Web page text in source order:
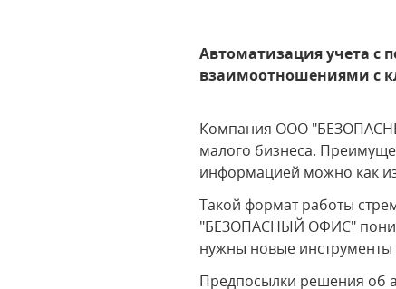
Автоматизация учета с
взаимоотношениями с
Компания ООО
малого бизнеса.
информацией можно как
Такой формат работы
"БЕЗОПАСНЫЙ ОФИС"
нужны новые инструменты
Предпосылки решения об